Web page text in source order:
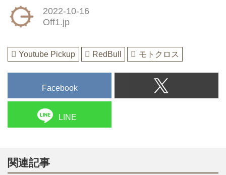
2022-10-16
Off1.jp
Youtube Pickup RedBull モトクロス
Facebook
LINE
関連記事